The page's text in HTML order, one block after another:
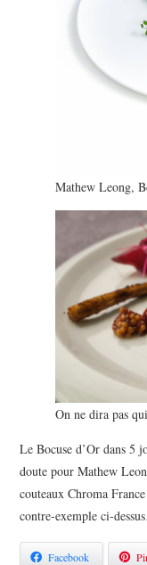
Mathew Leong,
On ne dira pas
Le Bocuse d’Or dans 5
doute pour Mathew
couteaux Chroma
contre-exemple ci-
Facebook